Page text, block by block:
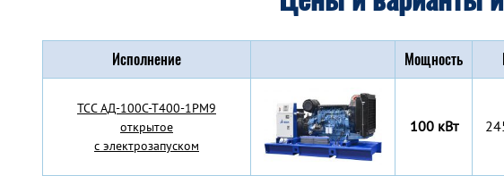
Исполнение Мощность
TCC АД-100С-Т400-1РМ9
открытое
с электрозапуском
100 кВт